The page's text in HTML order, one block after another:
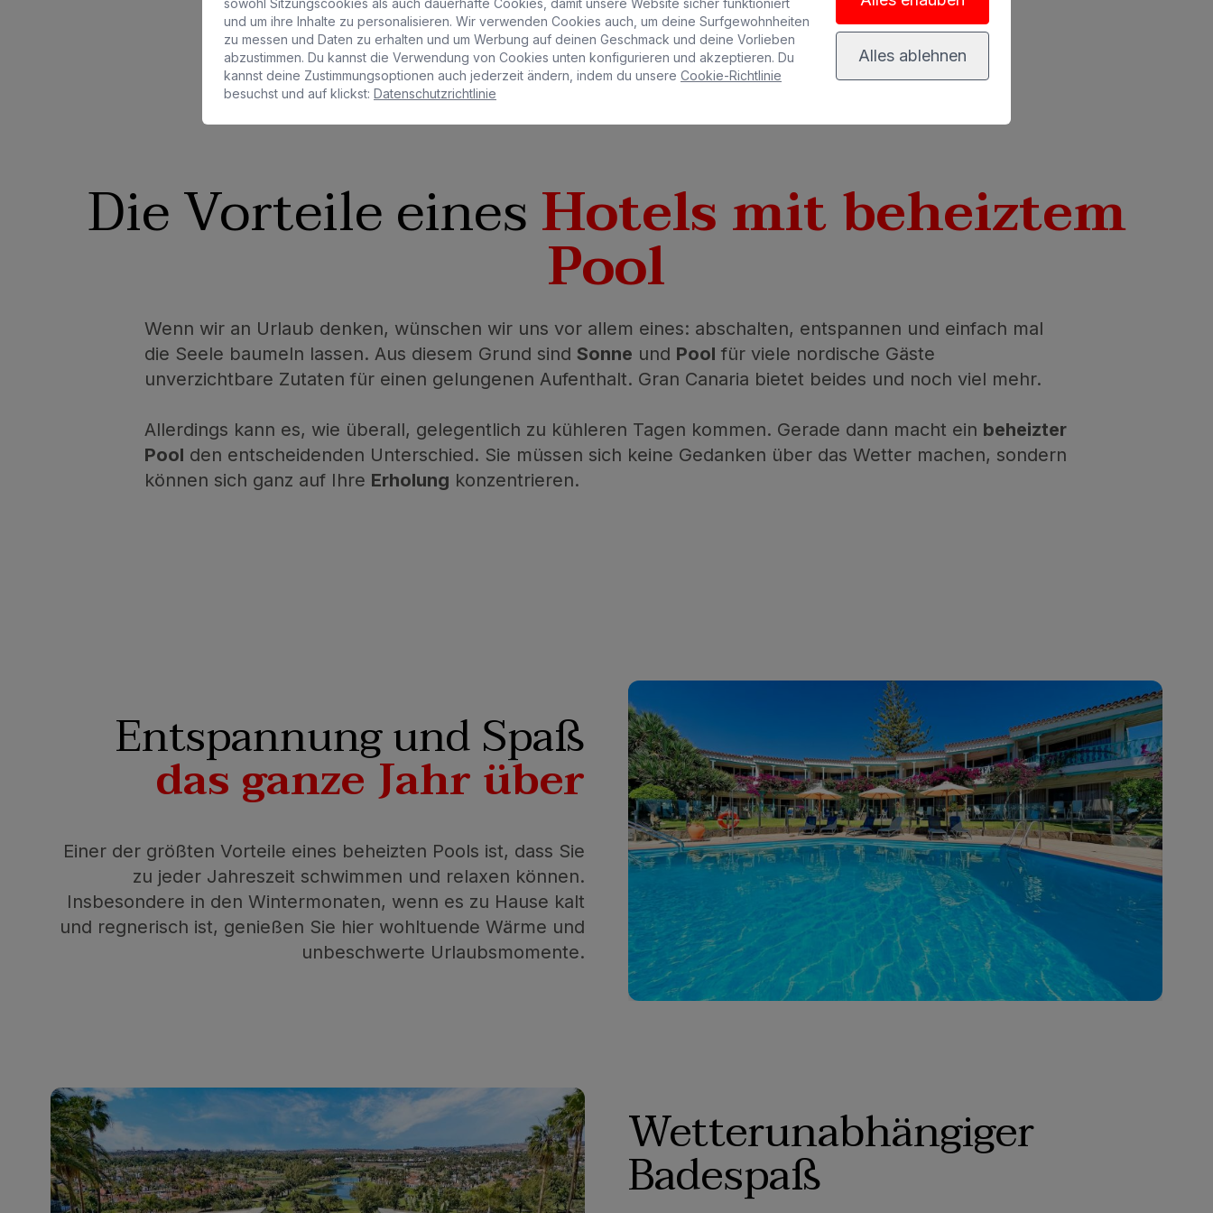
Die Vorteile einesHotels mit beheiztem
Pool
Wenn wir an Urlaub denken, wünschen wir uns vor allem eines: abschalten, entspannen und einfach mal
die Seele baumeln lassen. Aus diesem Grund sind Sonne und Pool für viele nordische Gäste
unverzichtbare Zutaten für einen gelungenen Aufenthalt. Gran Canaria bietet beides und noch viel mehr.
Allerdings kann es, wie überall, gelegentlich zu kühleren Tagen kommen. Gerade dann macht ein beheizter
Pool den entscheidenden Unterschied. Sie müssen sich keine Gedanken über das Wetter machen, sondern
können sich ganz auf Ihre Erholung konzentrieren.
Entspannung und Spaß
das ganze Jahr über
Einer der größten Vorteile eines beheizten Pools ist, dass Sie
zu jeder Jahreszeit schwimmen und relaxen können.
Insbesondere in den Wintermonaten, wenn es zu Hause kalt
und regnerisch ist, genießen Sie hier wohltuende Wärme und
unbeschwerte Urlaubsmomente.
Wetterunabhängiger
Badespaß
sowohl Sitzungscookies als auch dauerhafte Cookies, damit unsere Website sicher funktioniert
und um ihre Inhalte zu personalisieren. Wir verwenden Cookies auch, um deine Surfgewohnheiten
zu messen und Daten zu erhalten und um Werbung auf deinen Geschmack und deine Vorlieben
abzustimmen. Du kannst die Verwendung von Cookies unten konfigurieren und akzeptieren. Du
kannst deine Zustimmungsoptionen auch jederzeit ändern, indem du unsere Cookie-Richtlinie
besuchst und auf klickst: Datenschutzrichtlinie
Alles ablehnen